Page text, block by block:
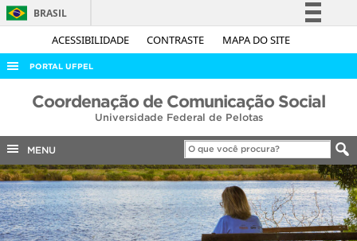
ACESSIBILIDADE CONTRASTE MAPA DO SITE
BRASIL
Simplifique!
Acesso à informação
Legislação
Canais
PORTAL UFPEL
ACESSO À INFORMAÇÃO
COBALTO
CONCURSOS
EDITAIS
INTERNACIONAL
Coordenação de Comunicação Social
Universidade Federal de Pelotas
MENU